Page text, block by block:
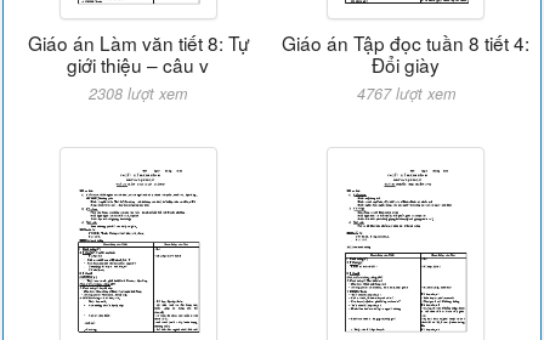
Giáo án Làm văn tiết 8: Tự
giới thiệu – câu v
2308 lượt xem
Giáo án Tập đọc tuần 8 tiết 4:
Đổi giày
4767 lượt xem